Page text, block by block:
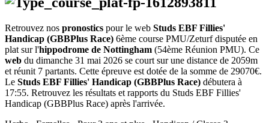
Retrouvez nos pronostics pour le web Studs EBF Fillies'
Handicap (GBBPlus Race) 6ème course PMU/Zeturf disputée en
plat sur l'hippodrome de Nottingham (54ème Réunion PMU). Ce
web du dimanche 31 mai 2026 se court sur une distance de 2059m
et réunit 7 partants. Cette épreuve est dotée de la somme de 29070€.
Le Studs EBF Fillies' Handicap (GBBPlus Race) débutera à
17:55. Retrouvez les résultats et rapports du Studs EBF Fillies'
Handicap (GBBPlus Race) après l'arrivée.